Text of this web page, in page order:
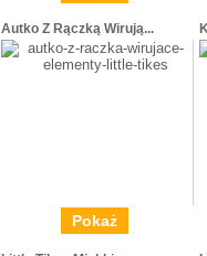
Autko Z Rączką Wirują...
Pokaż